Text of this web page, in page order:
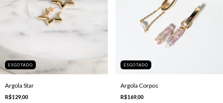
ESGOTADO
Argola Star
R$129,00
ESGOTADO
Argola Corpos
R$169,00